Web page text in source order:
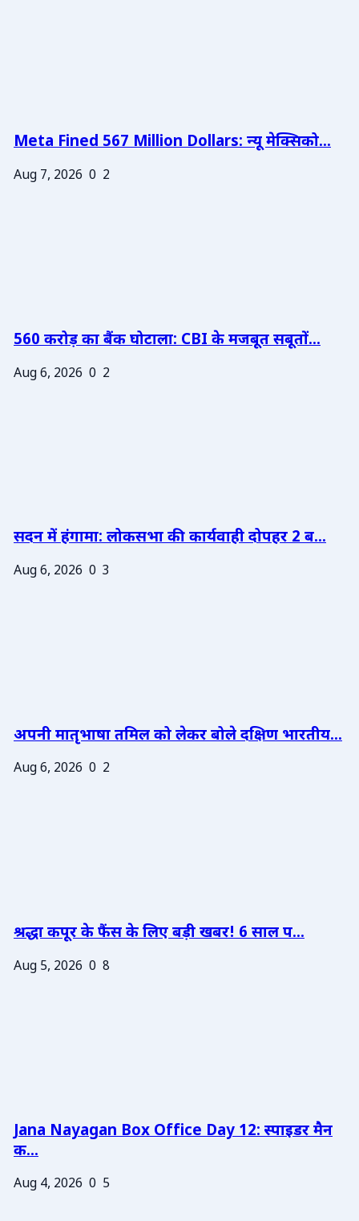
Meta Fined 567 Million Dollars: न्यू मेक्सिको...
Aug 7, 2026 0 2
560 करोड़ का बैंक घोटाला: CBI के मजबूत सबूतों...
Aug 6, 2026 0 2
सदन में हंगामा: लोकसभा की कार्यवाही दोपहर 2 ब...
Aug 6, 2026 0 3
अपनी मातृभाषा तमिल को लेकर बोले दक्षिण भारतीय...
Aug 6, 2026 0 2
श्रद्धा कपूर के फैंस के लिए बड़ी खबर! 6 साल प...
Aug 5, 2026 0 8
Jana Nayagan Box Office Day 12: स्पाइडर मैन
क...
Aug 4, 2026 0 5